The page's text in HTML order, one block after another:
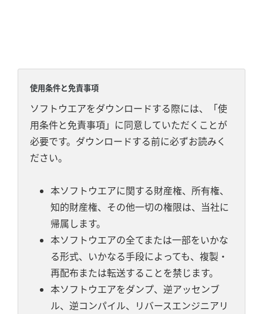
使用条件と免責事項
ソフトウエアをダウンロードする際には、「使
用条件と免責事項」に同意していただくことが
必要です。ダウンロードする前に必ずお読みく
ださい。
本ソフトウエアに関する財産権、所有権、
知的財産権、その他一切の権限は、当社に
帰属します。
本ソフトウエアの全てまたは一部をいかな
る形式、いかなる手段によっても、複製・
再配布または転送することを禁じます。
本ソフトウエアをダンプ、逆アッセンブ
ル、逆コンパイル、リバースエンジニアリ